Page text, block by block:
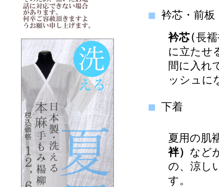
■ 衿芯・前板
衿芯(長襦
に立たせ
間に入れ
ッシュに
■ 下着
夏用の肌
袢） など
の、涼し
す。